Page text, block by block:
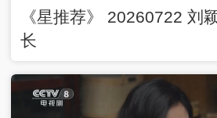
《星推荐》 20260722 刘
长